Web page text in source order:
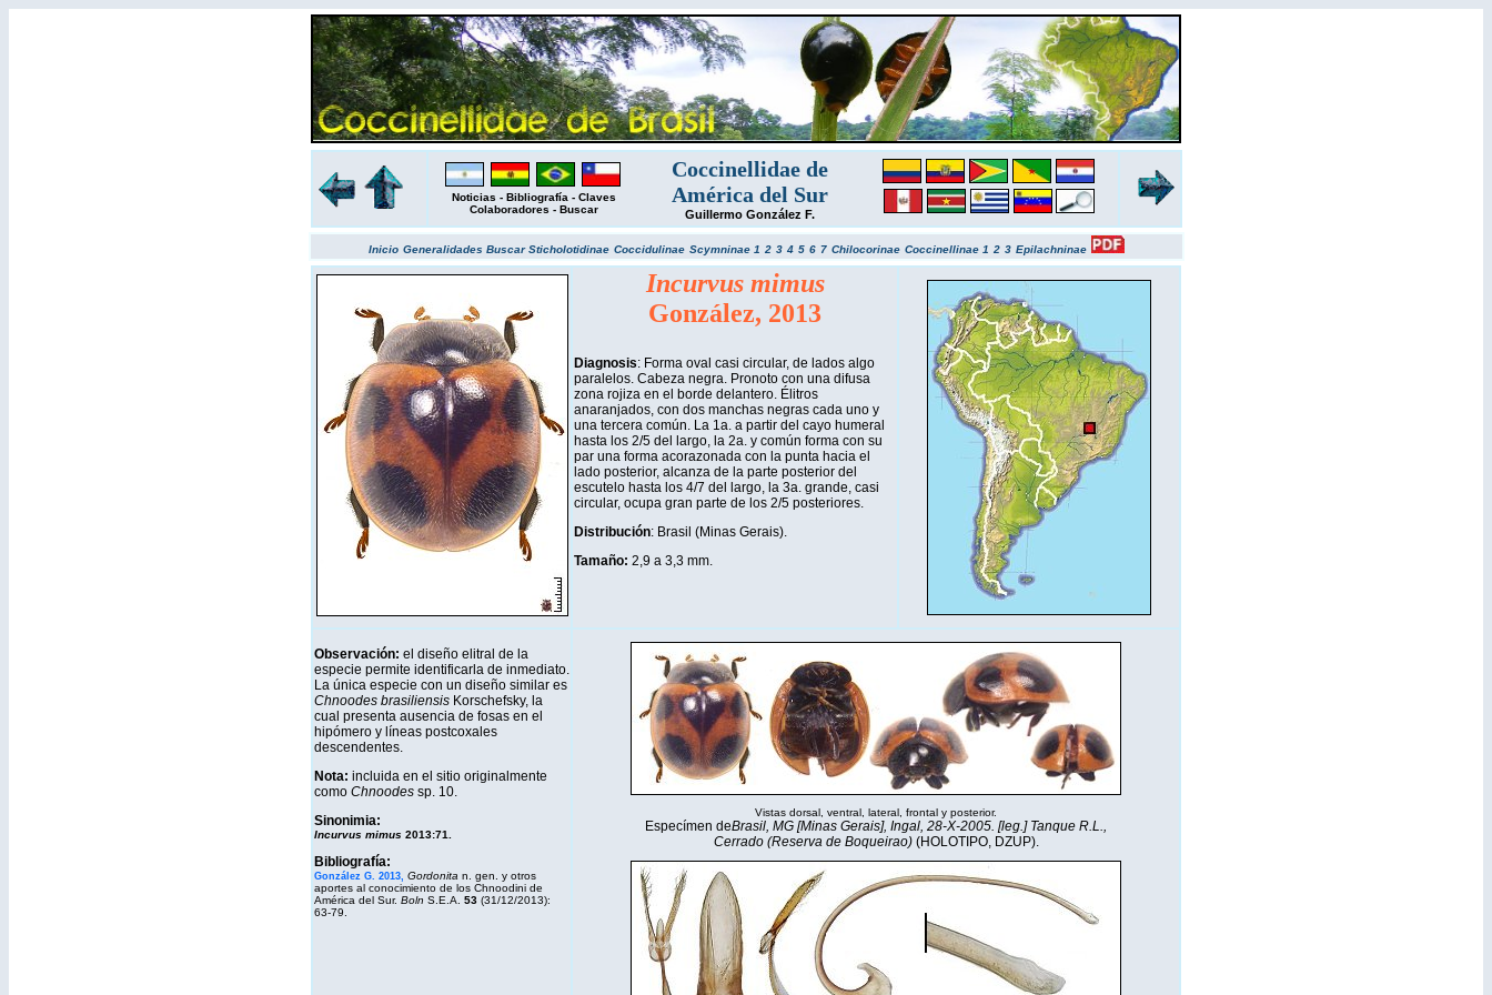
Noticias - Bibliografía - Claves
Colaboradores - Buscar
Coccinellidae de
América del Sur
Guillermo González F.
Inicio Generalidades BuscarSticholotidinae Coccidulinae Scymninae 1 2 3 4 5 6 7 Chilocorinae Coccinellinae 1 2 3 Epilachninae
Incurvus mimus
González, 2013
Diagnosis: Forma oval casi circular, de lados algo
paralelos. Cabeza negra. Pronoto con una difusa
zona rojiza en el borde delantero. Élitros
anaranjados, con dos manchas negras cada uno y
una tercera común. La 1a. a partir del cayo humeral
hasta los 2/5 del largo, la 2a. y común forma con su
par una forma acorazonada con la punta hacia el
lado posterior, alcanza de la parte posterior del
escutelo hasta los 4/7 del largo, la 3a. grande, casi
circular, ocupa gran parte de los 2/5 posteriores.
Distribución: Brasil (Minas Gerais).
Tamaño: 2,9 a 3,3 mm.
Observación: el diseño elitral de la
especie permite identificarla de inmediato.
La única especie con un diseño similar es
Chnoodes brasiliensis Korschefsky, la
cual presenta ausencia de fosas en el
hipómero y líneas postcoxales
descendentes.
Nota: incluida en el sitio originalmente
como Chnoodes sp. 10.
Sinonimia:
Incurvus mimus 2013:71.
Bibliografía:
González G. 2013, Gordonita n. gen. y otros
aportes al conocimiento de los Chnoodini de
América del Sur. Boln S.E.A. 53 (31/12/2013):
63-79.
Vistas dorsal, ventral, lateral, frontal y posterior.
Especímen deBrasil, MG [Minas Gerais], Ingal, 28-X-2005. [leg.] Tanque R.L.,
Cerrado (Reserva de Boqueirao) (HOLOTIPO, DZUP).